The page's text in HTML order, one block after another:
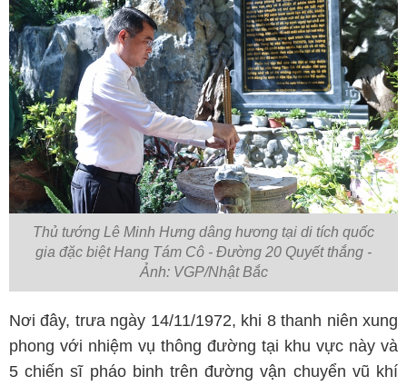
Thủ tướng Lê Minh Hưng dâng hương tại di tích quốc
gia đặc biệt Hang Tám Cô - Đường 20 Quyết thắng -
Ảnh: VGP/Nhật Bắc
Nơi đây, trưa ngày 14/11/1972, khi 8 thanh niên xung
phong với nhiệm vụ thông đường tại khu vực này và
5 chiến sĩ pháo binh trên đường vận chuyển vũ khí